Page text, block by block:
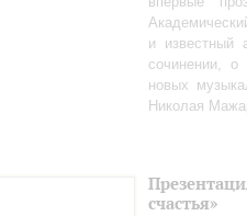
и известный
сочинении,
новых
Николая
счастья»